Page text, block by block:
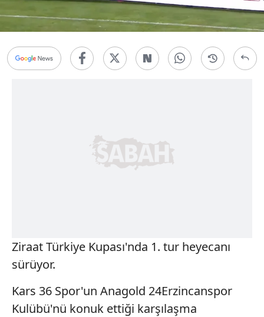
Ziraat Türkiye Kupası'nda 1. tur heyecanı
sürüyor.
Kars 36 Spor'un Anagold 24Erzincanspor
Kulübü'nü konuk ettiği karşılaşma